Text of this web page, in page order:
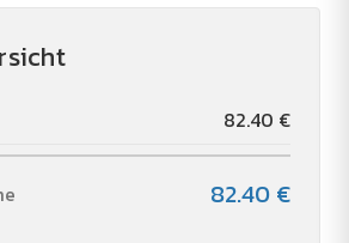
82.40 €
82.40 €